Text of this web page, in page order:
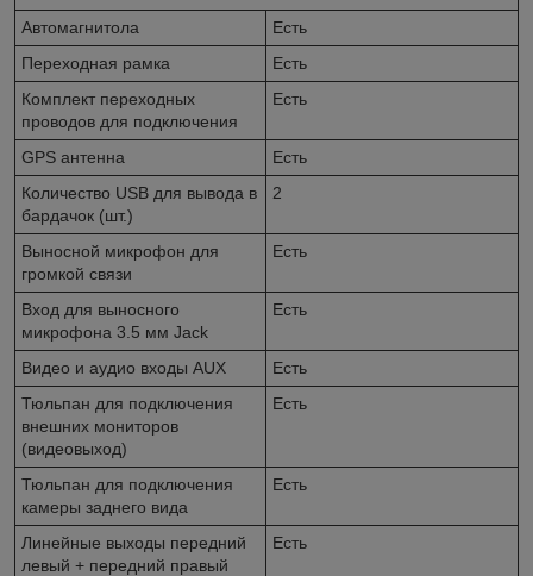
Автомагнитола
Есть
Переходная рамка
Есть
Комплект переходных
проводов для подключения
Есть
GPS антенна
Есть
Количество USB для вывода в
бардачок (шт.)
2
Выносной микрофон для
громкой связи
Есть
Вход для выносного
микрофона 3.5 мм Jack
Есть
Видео и аудио входы AUX
Есть
Тюльпан для подключения
внешних мониторов
(видеовыход)
Есть
Тюльпан для подключения
камеры заднего вида
Есть
Линейные выходы передний
левый + передний правый
Есть